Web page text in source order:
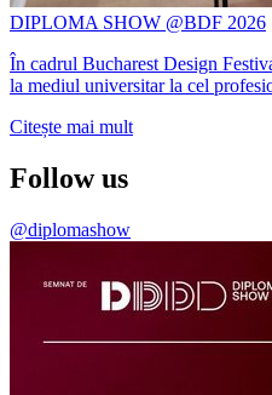
DIPLOMA SHOW @BDF 2026
În cadrul Bucharest Design
la mediul universitar la cel
Citește mai mult
Follow us
@diplomashow